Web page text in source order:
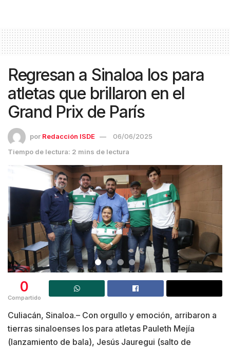
Regresan a Sinaloa los para
atletas que brillaron en el
Grand Prix de París
por Redacción ISDE
06/06/2025
Tiempo de lectura: 2 mins de lectura
0
Compartido
Culiacán, Sinaloa.– Con orgullo y emoción, arribaron a
tierras sinaloenses los para atletas Pauleth Mejía
(lanzamiento de bala), Jesús Jauregui (salto de